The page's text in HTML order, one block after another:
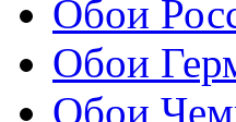
Обои
Обои
Обои